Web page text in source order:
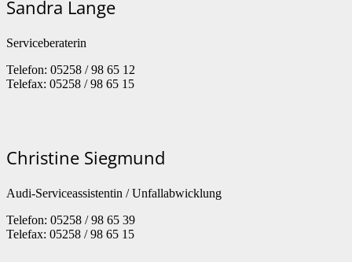
Sandra Lange
Serviceberaterin
Telefon: 05258 / 98 65 12
Telefax: 05258 / 98 65 15
Christine Siegmund
Audi-Serviceassistentin / Unfallabwicklung
Telefon: 05258 / 98 65 39
Telefax: 05258 / 98 65 15